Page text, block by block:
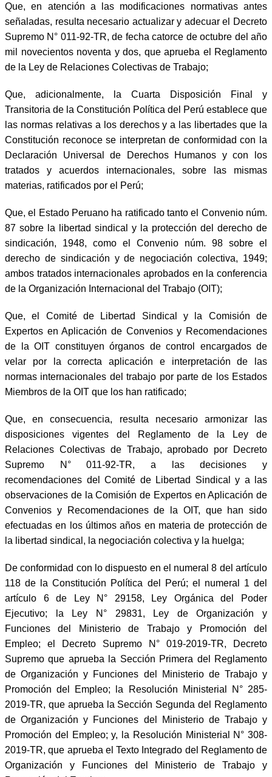
Que, en atención a las modificaciones normativas antes
señaladas, resulta necesario actualizar y adecuar el Decreto
Supremo N° 011-92-TR, de fecha catorce de octubre del año
mil novecientos noventa y dos, que aprueba el Reglamento
de la Ley de Relaciones Colectivas de Trabajo;
Que, adicionalmente, la Cuarta Disposición Final y
Transitoria de la Constitución Política del Perú establece que
las normas relativas a los derechos y a las libertades que la
Constitución reconoce se interpretan de conformidad con la
Declaración Universal de Derechos Humanos y con los
tratados y acuerdos internacionales, sobre las mismas
materias, ratificados por el Perú;
Que, el Estado Peruano ha ratificado tanto el Convenio núm.
87 sobre la libertad sindical y la protección del derecho de
sindicación, 1948, como el Convenio núm. 98 sobre el
derecho de sindicación y de negociación colectiva, 1949;
ambos tratados internacionales aprobados en la conferencia
de la Organización Internacional del Trabajo (OIT);
Que, el Comité de Libertad Sindical y la Comisión de
Expertos en Aplicación de Convenios y Recomendaciones
de la OIT constituyen órganos de control encargados de
velar por la correcta aplicación e interpretación de las
normas internacionales del trabajo por parte de los Estados
Miembros de la OIT que los han ratificado;
Que, en consecuencia, resulta necesario armonizar las
disposiciones vigentes del Reglamento de la Ley de
Relaciones Colectivas de Trabajo, aprobado por Decreto
Supremo N° 011-92-TR, a las decisiones y
recomendaciones del Comité de Libertad Sindical y a las
observaciones de la Comisión de Expertos en Aplicación de
Convenios y Recomendaciones de la OIT, que han sido
efectuadas en los últimos años en materia de protección de
la libertad sindical, la negociación colectiva y la huelga;
De conformidad con lo dispuesto en el numeral 8 del artículo
118 de la Constitución Política del Perú; el numeral 1 del
artículo 6 de Ley N° 29158, Ley Orgánica del Poder
Ejecutivo; la Ley N° 29831, Ley de Organización y
Funciones del Ministerio de Trabajo y Promoción del
Empleo; el Decreto Supremo N° 019-2019-TR, Decreto
Supremo que aprueba la Sección Primera del Reglamento
de Organización y Funciones del Ministerio de Trabajo y
Promoción del Empleo; la Resolución Ministerial N° 285-
2019-TR, que aprueba la Sección Segunda del Reglamento
de Organización y Funciones del Ministerio de Trabajo y
Promoción del Empleo; y, la Resolución Ministerial N° 308-
2019-TR, que aprueba el Texto Integrado del Reglamento de
Organización y Funciones del Ministerio de Trabajo y